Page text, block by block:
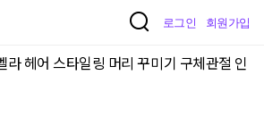
로그인 회원가입